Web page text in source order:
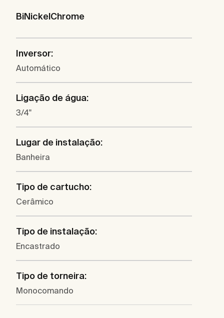
BiNickelChrome
Inversor:
Automático
Ligação de água:
3/4"
Lugar de instalação:
Banheira
Tipo de cartucho:
Cerâmico
Tipo de instalação:
Encastrado
Tipo de torneira:
Monocomando